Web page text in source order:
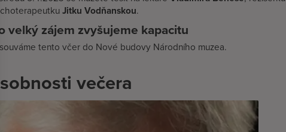
Jitku Vodňanskou.
velký zájem zvyšujeme kapacitu
tento včer do Nové budovy Národního muzea.
večera